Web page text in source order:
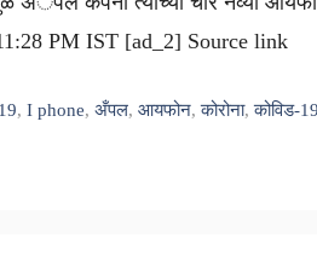
PM IST [ad_2] Source link
,I phone,अँपल,आयफोन,कोरोना,कोविड-19